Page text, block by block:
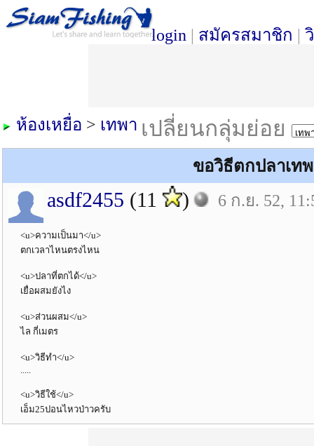
login | สมัครสมาชิก |
เปลี่ยนกลุ่มย่อย
ห้องเหยื่อ > เทพา
ขอวิธีตกปลาเท
asdf2455 (11 ) 6 ก.ย. 52,
<u>ความเป็นมา</u>
ตกเวลาไหนตรงไหน
<u>ปลาที่ตกได้</u>
เยื่อผสมยังไง
<u>ส่วนผสม</u>
ไล กี่เมตร
<u>วิธีทำ</u>
.....
<u>วิธีใช้</u>
เอ็ม25ปอนไหวป่าวครับ